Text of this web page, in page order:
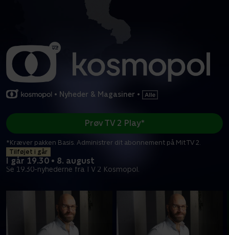
• Nyheder & Magasiner •
Tilføjet i går
I går 19.30 • 8. august
Se 19.30-nyhederne fra TV 2 Kosmopol.
Prøv TV 2 Play*
*Kræver pakken Basis. Administrer dit abonnement på Mit TV 2.